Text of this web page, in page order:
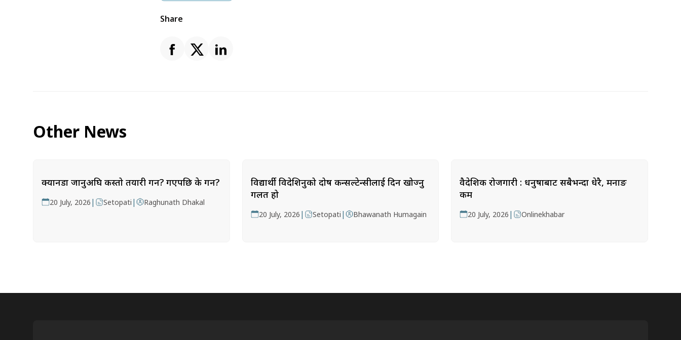
Share
Other News
क्यानडा जानुअघि कस्तो तयारी गर्ने? गएपछि के गर्ने?
20 July, 2026 | Setopati | Raghunath Dhakal
विद्यार्थी विदेशिनुको दोष कन्सल्टेन्सीलाई दिन खोज्नु
गलत हो
20 July, 2026 | Setopati | Bhawanath Humagain
वैदेशिक रोजगारी : धनुषाबाट सबैभन्दा धेरै, मनाङ
कम
20 July, 2026 | Onlinekhabar